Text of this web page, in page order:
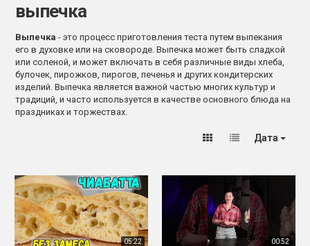
выпечка
Выпечка - это процесс приготовления теста путем выпекания
его в духовке или на сковороде. Выпечка может быть сладкой
или соленой, и может включать в себя различные виды хлеба,
булочек, пирожков, пирогов, печенья и других кондитерских
изделий. Выпечка является важной частью многих культур и
традиций, и часто используется в качестве основного блюда на
праздниках и торжествах.
Дата
05:22 00:52